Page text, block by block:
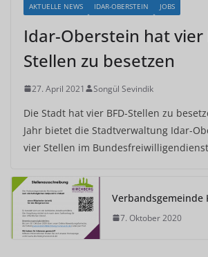
AKTUELLE NEWS IDAR-OBERSTEIN JOBS
Idar-Oberstein hat vier
Stellen zu besetzen
27. April 2021 Songül Sevindik
Die Stadt hat vier BFD-Stellen zu
Jahr bietet die Stadtverwaltung Idar-
vier Stellen im Bundesfreiwilligendienst
Verbandsgemeinde
7. Oktober 2020